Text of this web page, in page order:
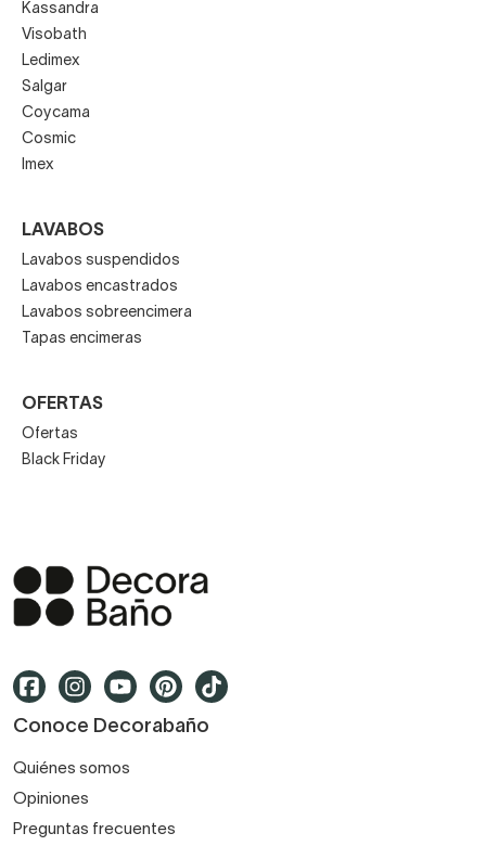
Kassandra
Visobath
Ledimex
Salgar
Coycama
Cosmic
Imex
LAVABOS
Lavabos suspendidos
Lavabos encastrados
Lavabos sobreencimera
Tapas encimeras
OFERTAS
Ofertas
Black Friday
Conoce Decorabaño
Quiénes somos
Opiniones
Preguntas frecuentes